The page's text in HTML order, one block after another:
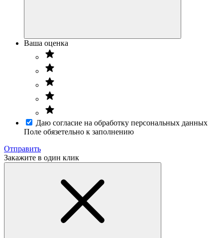
Ваша оценка
Даю согласие на обработку персональных данных
Поле обязетельно к заполнению
Отправить
Закажите в один клик